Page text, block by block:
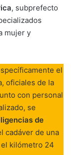
, subprefecto
mujer y
el
oficiales de la
con personal
se
de
cadáver de una
kilómetro 24